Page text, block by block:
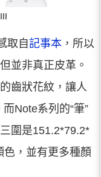
取自 記事本 ，所以
並非真正皮革。
齒狀花紋，讓人
Note系列的“筆”
圍是151.2*79.2*
，並有更多種顏